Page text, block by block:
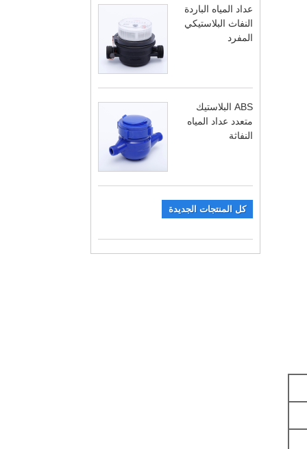
عداد المياه الباردة
النفاث البلاستيكي
المفرد
ABS البلاستيك
متعدد عداد المياه
النفاثة
كل المنتجات الجديدة